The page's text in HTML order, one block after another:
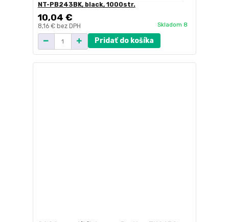
NT-PB243BK, black, 1000str.
10,04 €
8,16 € bez DPH Skladom 8
Pridať do košíka